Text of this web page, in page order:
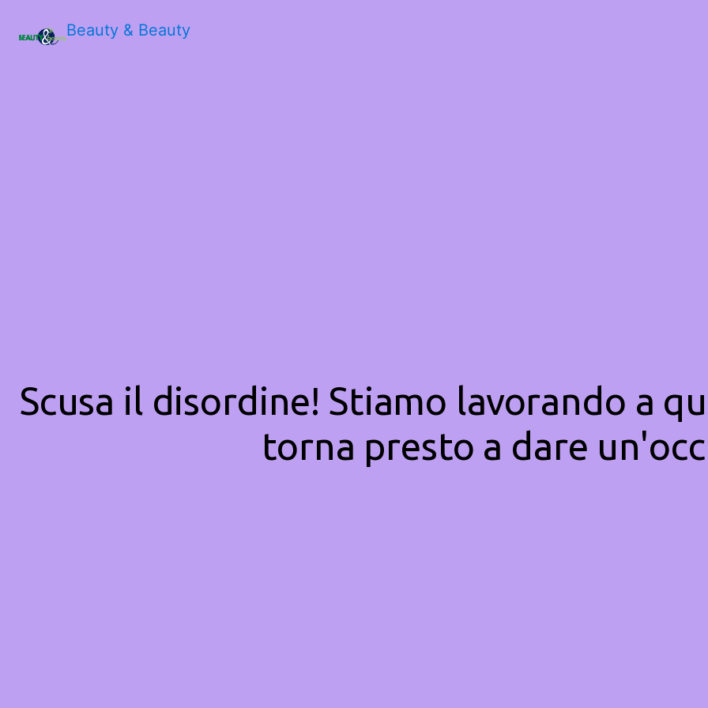
Beauty & Beauty
Scusa il disordine! Stiamo lavorando a
torna presto a dare